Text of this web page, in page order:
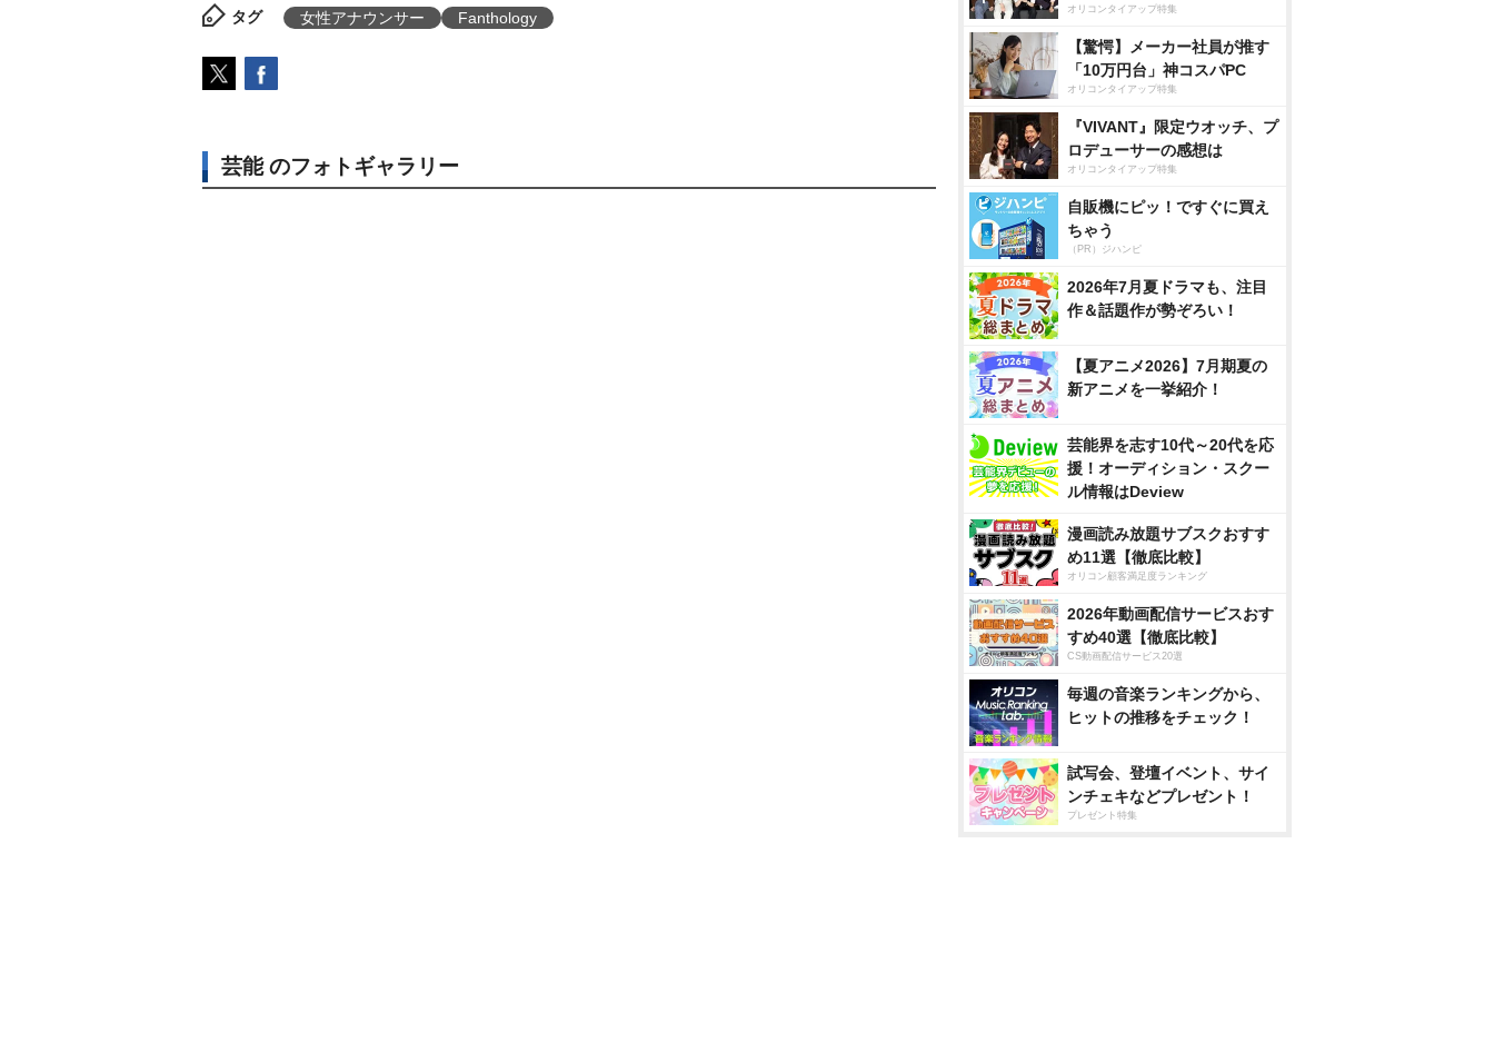
タグ 女性アナウンサー Fanthology
芸能 のフォトギャラリー
オリコンタイアップ特集
【驚愕】メーカー社員が推す
「10万円台」神コスパPC
オリコンタイアップ特集
『VIVANT』限定ウオッチ、プ
ロデューサーの感想は
オリコンタイアップ特集
自販機にピッ！ですぐに買え
ちゃう
（PR）ジハンピ
2026年7月夏ドラマも、注目
作＆話題作が勢ぞろい！
【夏アニメ2026】7月期夏の
新アニメを一挙紹介！
芸能界を志す10代～20代を応
援！オーディション・スクー
ル情報はDeview
漫画読み放題サブスクおすす
め11選【徹底比較】
オリコン顧客満足度ランキング
2026年動画配信サービスおす
すめ40選【徹底比較】
CS動画配信サービス20選
毎週の音楽ランキングから、
ヒットの推移をチェック！
試写会、登壇イベント、サイ
ンチェキなどプレゼント！
プレゼント特集